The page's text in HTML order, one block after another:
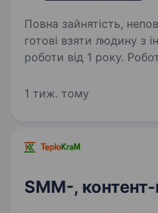
Повна зайнятість,
готові взяти людину з
роботи від 1 року. Робота дистанційна, але
Франківська. Вимоги: Сильні навички роботи
1 тиж. тому
SMM-,